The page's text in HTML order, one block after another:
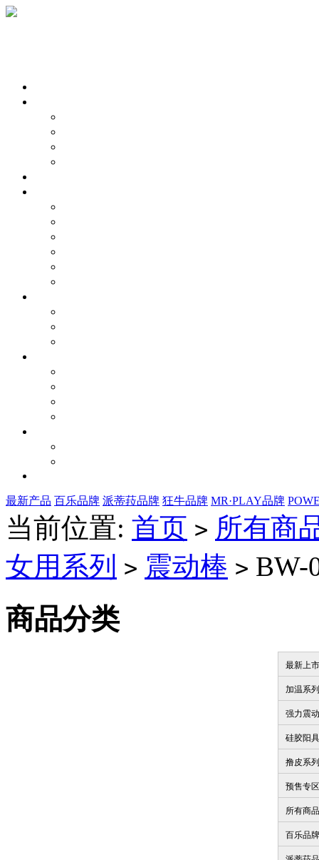
最新产品 百乐品牌 派蒂菈品牌 狂牛品牌 MR·PLAY品牌
当前位置: 首页 > 所有商
女用系列 > 震动棒 > BW-
商品分类
最新上市
加温系列
强力震动
硅胶阳具
撸皮系列
预售专区
所有商品
百乐品牌